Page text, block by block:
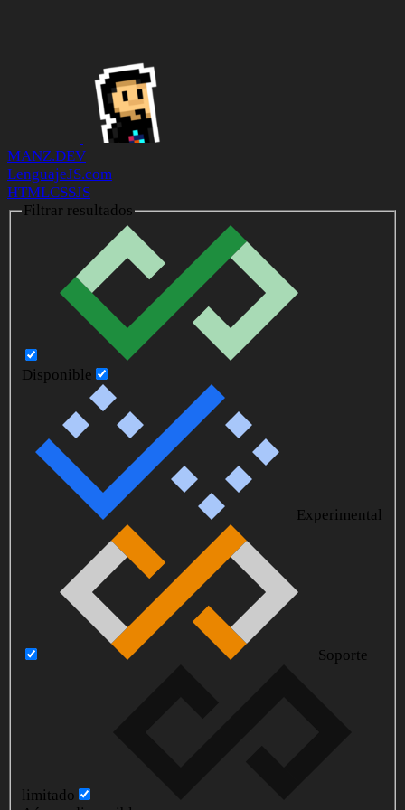
MANZ.DEV
LenguajeJS.com
HTMLCSSJS
Filtrar resultados
Disponible
Experimental
Soporte
limitado